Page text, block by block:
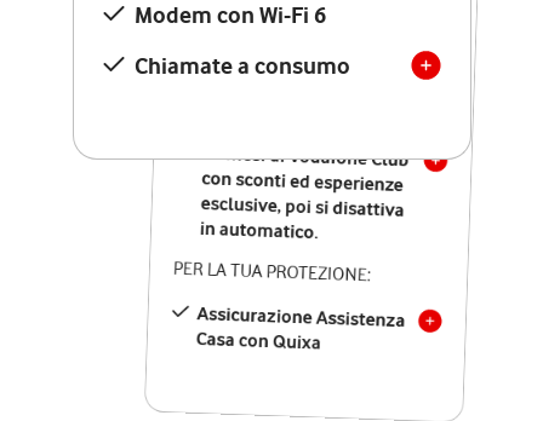
Modem con Wi-Fi 6
Chiamate a consumo
Chiamate illimitate verso
numeri fissi e mobili
nazionali
12 mesi di Vodafone Club
con sconti ed esperienze
esclusive, poi si disattiva
in automatico.
PER LA TUA PROTEZIONE:
Assicurazione Assistenza
Casa con Quixa